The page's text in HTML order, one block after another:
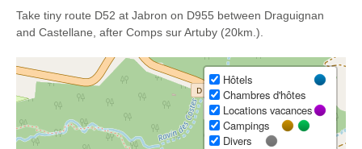
Take tiny route D52 at Jabron on D955 between Draguignan
and Castellane, after Comps sur Artuby (20km.).
Hôtels
Chambres d'hôtes
Locations vacances
Campings
Divers